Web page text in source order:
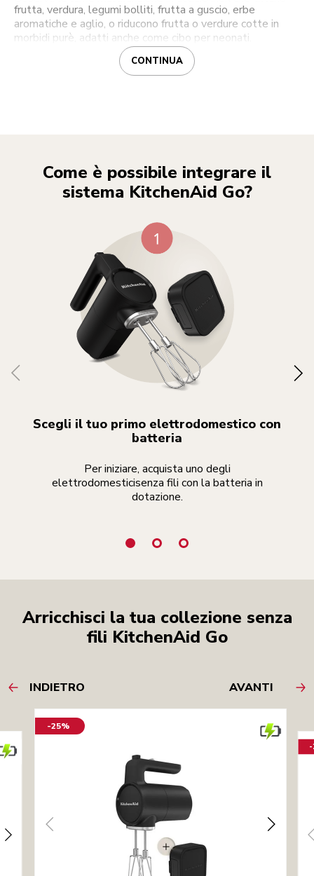
frutta, verdura, legumi bolliti, frutta a guscio, erbe
aromatiche e aglio, o riducono frutta o verdure cotte in
morbidi purè, adatti anche come cibo per neonati.
CONTINUA
Come è possibile integrare il
sistema KitchenAid Go?
Scegli il tuo primo elettrodomestico con
batteria
Per iniziare, acquista uno degli
elettrodomesticisenza fili con la batteria in
dotazione.
Arricchisci la tua collezione senza
fili KitchenAid Go
INDIETRO AVANTI
-25%
-